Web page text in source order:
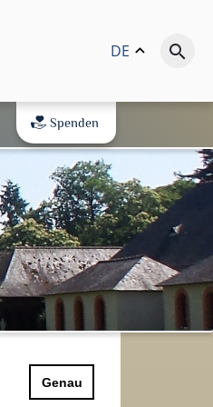
DE keyboard_arrow_up search
Spenden
Genau